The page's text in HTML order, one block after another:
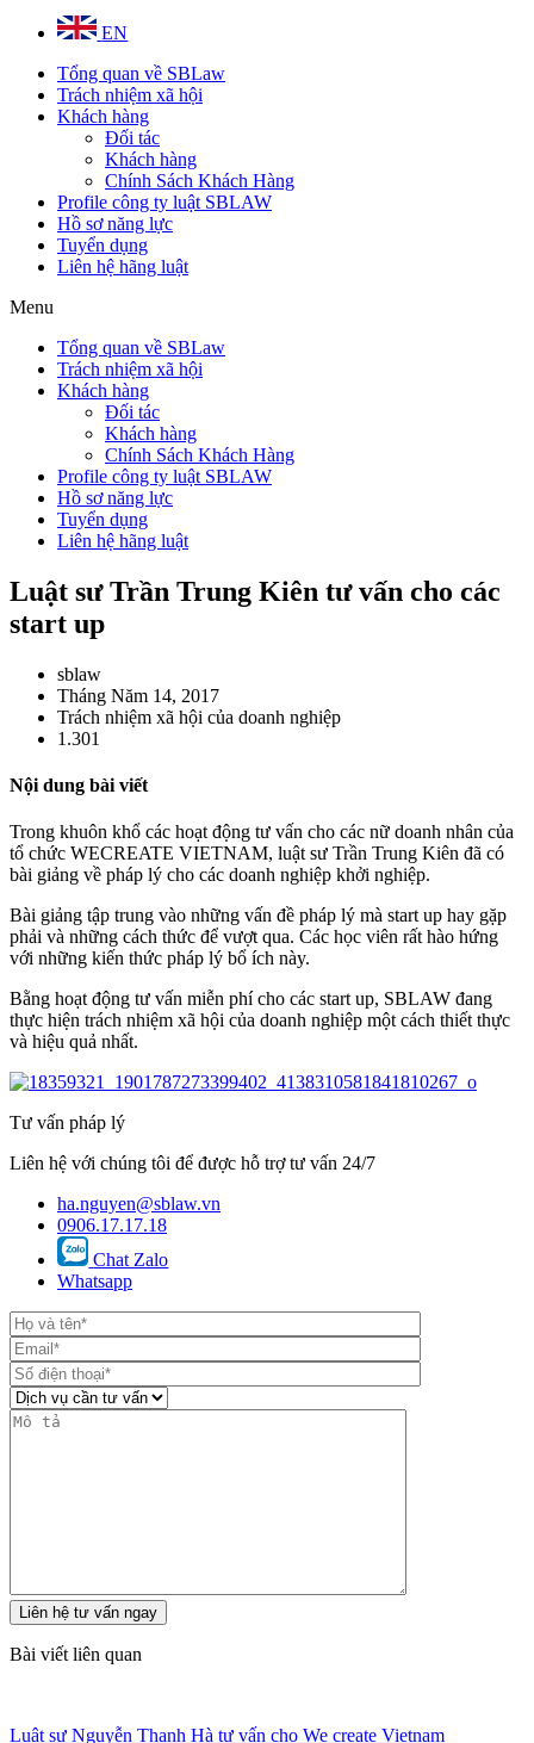
EN
Tổng quan về SBLaw
Trách nhiệm xã hội
Khách hàng
Đối tác
Khách hàng
Chính Sách Khách Hàng
Profile công ty luật SBLAW
Hồ sơ năng lực
Tuyển dụng
Liên hệ hãng luật
Menu
Tổng quan về SBLaw
Trách nhiệm xã hội
Khách hàng
Đối tác
Khách hàng
Chính Sách Khách Hàng
Profile công ty luật SBLAW
Hồ sơ năng lực
Tuyển dụng
Liên hệ hãng luật
Luật sư Trần Trung Kiên tư vấn cho các
start up
sblaw
Tháng Năm 14, 2017
Trách nhiệm xã hội của doanh nghiệp
1.301
Nội dung bài viết
Trong khuôn khổ các hoạt động tư vấn cho các nữ doanh nhân của
tổ chức WECREATE VIETNAM, luật sư Trần Trung Kiên đã có
bài giảng về pháp lý cho các doanh nghiệp khởi nghiệp.
Bài giảng tập trung vào những vấn đề pháp lý mà start up hay gặp
phải và những cách thức để vượt qua. Các học viên rất hào hứng
với những kiến thức pháp lý bổ ích này.
Bằng hoạt động tư vấn miễn phí cho các start up, SBLAW đang
thực hiện trách nhiệm xã hội của doanh nghiệp một cách thiết thực
và hiệu quả nhất.
Tư vấn pháp lý
Liên hệ với chúng tôi để được hỗ trợ tư vấn 24/7
ha.nguyen@sblaw.vn
0906.17.17.18
Chat Zalo
Whatsapp
Bài viết liên quan
Luật sư Nguyễn Thanh Hà tư vấn cho We create Vietnam